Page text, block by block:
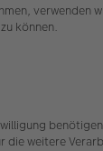
verwenden
können.
die weitere